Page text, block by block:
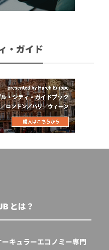
・ガイド
とは？
キュラーエコノミー専門